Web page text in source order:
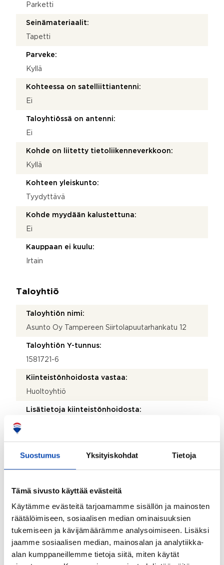
Suostumus Yksityiskohdat Tietoja
Tämä sivusto käyttää evästeitä
Käytämme evästeitä tarjoamamme sisällön ja mainosten
räätälöimiseen, sosiaalisen median ominaisuuksien
tukemiseen ja kävijämäärämme analysoimiseen. Lisäksi
jaamme sosiaalisen median, mainosalan ja analytiikka-
alan kumppaneillemme tietoja siitä, miten käytät
Parketti
Seinämateriaalit:
Tapetti
Parveke:
Kyllä
Kohteessa on satelliittiantenni:
Ei
Taloyhtiössä on antenni:
Ei
Kohde on liitetty tietoliikenneverkkoon:
Kyllä
Kohteen yleiskunto:
Tyydyttävä
Kohde myydään kalustettuna:
Ei
Kauppaan ei kuulu:
Irtain
Taloyhtiö
Taloyhtiön nimi:
Asunto Oy Tampereen Siirtolapuutarhankatu 12
Taloyhtiön Y-tunnus:
1581721-6
Kiinteistönhoidosta vastaa:
Huoltoyhtiö
Lisätietoja kiinteistönhoidosta:
Isännöitsijätoimisto:
Kiinteistö-Tahkola Tampere Oy
Pia Aho
Sähköposti:
pia.aho@kiinteistotahkola.fi
207 488 393